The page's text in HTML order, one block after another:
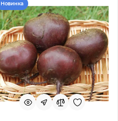
Новинка